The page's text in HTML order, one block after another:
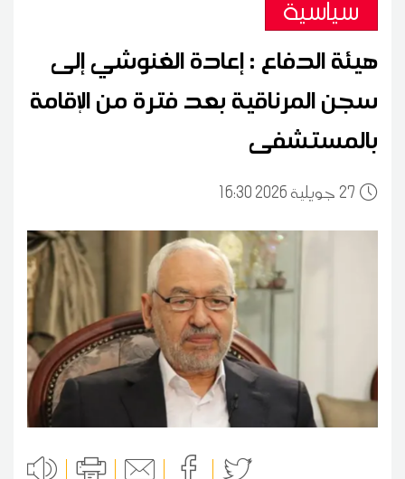
سياسية
هيئة الدفاع : إعادة الغنوشي إلى
سجن المرناقية بعد فترة من الإقامة
بالمستشفى
27 16:30 2026 جويلية